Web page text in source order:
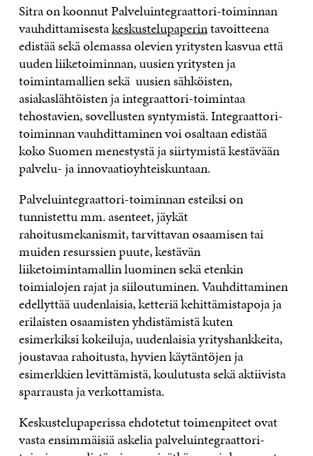
Sitra on koonnut Palveluintegraattori-toiminnan
vauhdittamisestakeskustelupaperintavoitteena
edistää sekä olemassa olevien yritysten kasvua että
uuden liiketoiminnan, uusien yritysten ja
toimintamallien sekä uusien sähköisten,
asiakaslähtöisten ja integraattori-toimintaa
tehostavien, sovellusten syntymistä. Integraattori-
toiminnan vauhdittaminen voi osaltaan edistää
koko Suomen menestystä ja siirtymistä kestävään
palvelu- ja innovaatioyhteiskuntaan.
Palveluintegraattori-toiminnan esteiksi on
tunnistettu mm. asenteet, jäykät
rahoitusmekanismit, tarvittavan osaamisen tai
muiden resurssien puute, kestävän
liiketoimintamallin luominen sekä etenkin
toimialojen rajat ja siiloutuminen. Vauhdittaminen
edellyttää uudenlaisia, ketteriä kehittämistapoja ja
erilaisten osaamisten yhdistämistä kuten
esimerkiksi kokeiluja, uudenlaisia yrityshankkeita,
joustavaa rahoitusta, hyvien käytäntöjen ja
esimerkkien levittämistä, koulutusta sekä aktiivista
sparrausta ja verkottamista.
Keskustelupaperissa ehdotetut toimenpiteet ovat
vasta ensimmäisiä askelia palveluintegraattori-